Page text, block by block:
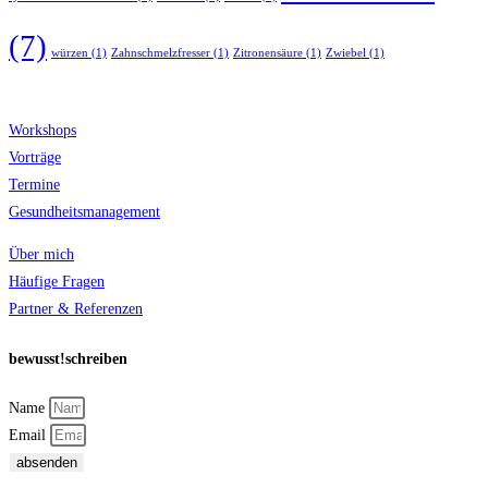
(7) würzen (1) Zahnschmelzfresser (1) Zitronensäure (1) Zwiebel (1)
Workshops
Vorträge
Termine
Gesundheitsmanagement
Über mich
Häufige Fragen
Partner & Referenzen
bewusst!schreiben
Name
Email
absenden